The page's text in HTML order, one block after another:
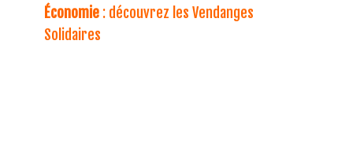
Économie : découvrez les Vendanges
Solidaires